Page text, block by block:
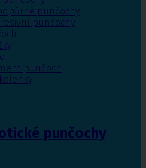
punčochy
punčochy
punčoch
punčochy